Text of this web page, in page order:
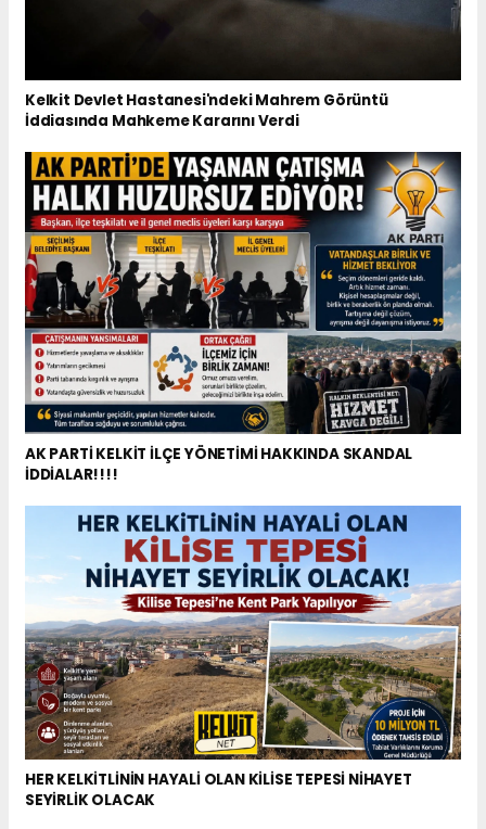
Kelkit Devlet Hastanesi'ndeki Mahrem Görüntü
İddiasında Mahkeme Kararını Verdi
AK PARTİ KELKİT İLÇE YÖNETİMİ HAKKINDA SKANDAL
İDDİALAR!!!!
HER KELKİTLİNİN HAYALİ OLAN KİLİSE TEPESİ NİHAYET
SEYİRLİK OLACAK